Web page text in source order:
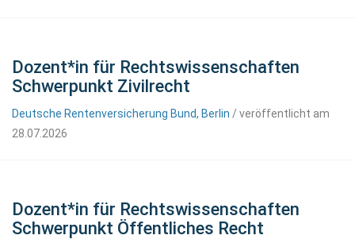
Dozent*in für Rechtswissenschaften
Schwerpunkt Zivilrecht
Deutsche Rentenversicherung Bund, Berlin / veröffentlicht am
28.07.2026
Dozent*in für Rechtswissenschaften
Schwerpunkt Öffentliches Recht